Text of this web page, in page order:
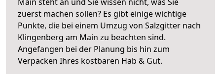
zuerst machen sollen? Es gibt einige wichtige
Punkte, die bei einem Umzug von Salzgitter nach
Klingenberg am Main zu beachten sind.
Angefangen bei der Planung bis hin zum
Verpacken Ihres kostbaren Hab & Gut.